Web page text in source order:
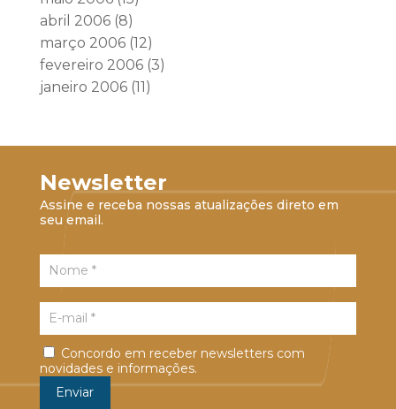
abril 2006(8)
março 2006(12)
fevereiro 2006(3)
janeiro 2006(11)
Newsletter
Assine e receba nossas atualizações direto em
seu email.
Concordo em receber newsletters com
novidades e informações.